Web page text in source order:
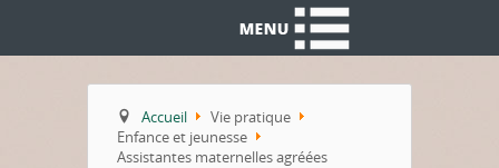
Accueil
Vie pratique
Enfance et jeunesse
Assistantes maternelles agréées